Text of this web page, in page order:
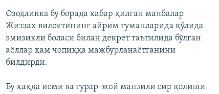
Озодликка бу борада хабар қилган манбалар
Жиззах вилоятининг айрим туманларида қўлида
эмизикли боласи билан декрет таътилида бўлган
аёллар ҳам чопиққа мажбурланаётганини
билдирди.
Бу ҳақда исми ва турар-жой манзили сир қолиши